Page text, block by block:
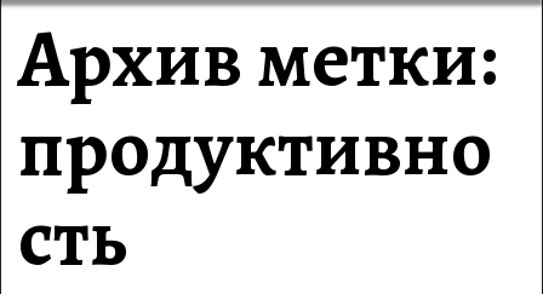
Архив метки:
продуктивно
сть